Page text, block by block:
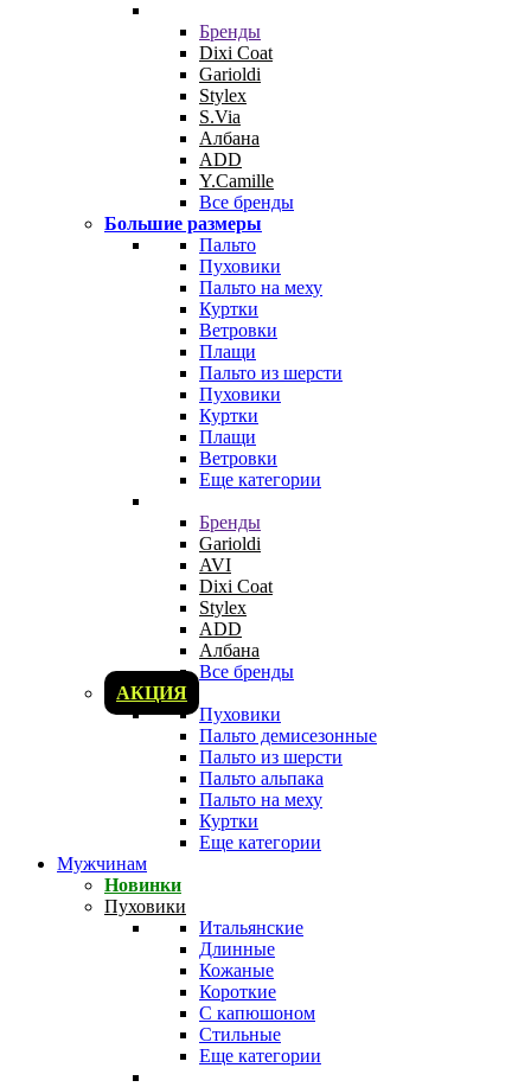
Бренды
Dixi Coat
Garioldi
Stylex
S.Via
Албана
ADD
Y.Camille
Все бренды
Большие размеры
Пальто
Пуховики
Пальто на меху
Куртки
Ветровки
Плащи
Пальто из шерсти
Пуховики
Куртки
Плащи
Ветровки
Еще категории
Бренды
Garioldi
AVI
Dixi Coat
Stylex
ADD
Албана
Все бренды
АКЦИЯ
Пуховики
Пальто демисезонные
Пальто из шерсти
Пальто альпака
Пальто на меху
Куртки
Еще категории
Мужчинам
Новинки
Пуховики
Итальянские
Длинные
Кожаные
Короткие
С капюшоном
Стильные
Еще категории